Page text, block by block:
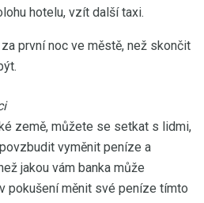
hotelu, vzít další taxi.
první noc ve městě, než skončit
země, můžete se setkat s lidmi,
vyměnit peníze a
jakou vám banka může
pokušení měnit své peníze tímto